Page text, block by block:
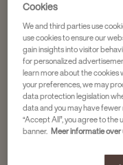
Navigate
MAGIC
details
page
to
page
Cookies
We and third parties use
use cookies to ensure our
gain insights into visitor
for personalized
learn more about the cookies
your preferences, we may
data protection legislation
data and you may have
“Accept All”, you agree to the
banner. Meer informatie